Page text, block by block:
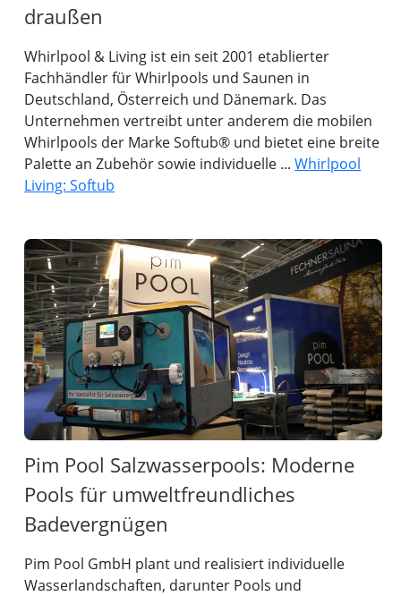
draußen
Whirlpool & Living ist ein seit 2001 etablierter
Fachhändler für Whirlpools und Saunen in
Deutschland, Österreich und Dänemark. Das
Unternehmen vertreibt unter anderem die mobilen
Whirlpools der Marke Softub® und bietet eine breite
Palette an Zubehör sowie individuelle ...Whirlpool
Living: Softub
Pim Pool Salzwasserpools: Moderne
Pools für umweltfreundliches
Badevergnügen
Pim Pool GmbH plant und realisiert individuelle
Wasserlandschaften, darunter Pools und